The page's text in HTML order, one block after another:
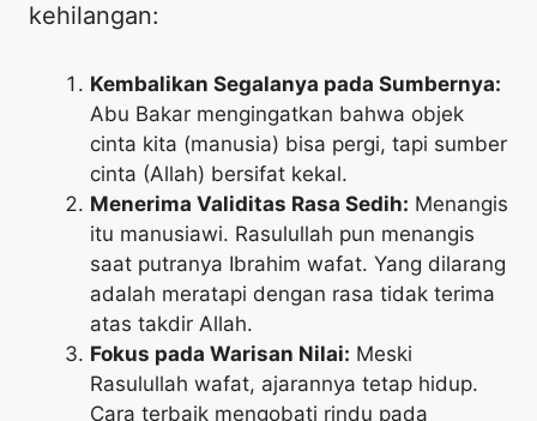
kehilangan:
Kembalikan Segalanya pada Sumbernya:
Abu Bakar mengingatkan bahwa objek
cinta kita (manusia) bisa pergi, tapi sumber
cinta (Allah) bersifat kekal.
Menerima Validitas Rasa Sedih: Menangis
itu manusiawi. Rasulullah pun menangis
saat putranya Ibrahim wafat. Yang dilarang
adalah meratapi dengan rasa tidak terima
atas takdir Allah.
Fokus pada Warisan Nilai: Meski
Rasulullah wafat, ajarannya tetap hidup.
Cara terbaik mengobati rindu pada